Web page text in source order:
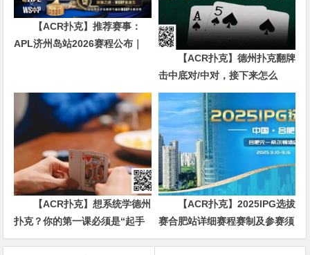
【ACR扑克】推荐赛事：
APL济州岛站2026赛程公布｜
【ACR扑克】德州扑克翻牌
击中底对/中对，接下来怎么
办？90%玩家都犯错的关键点！
【ACR扑克】想系统学德州
扑克？你的第一课必须是“起手
牌范围”
【ACR扑克】2025IPG选拔
赛合肥站详细赛程赛制及参赛须
知发布（更新版）